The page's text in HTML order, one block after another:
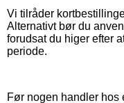
Vi tilråder
Alternativt bør du
forudsat du higer efter
periode.
Før nogen handler hos